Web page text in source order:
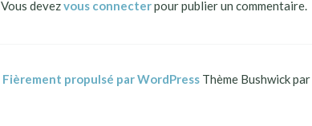
Vous devezvous connecterpour publier un commentaire.
Fièrement propulsé par WordPressThème Bushwick par